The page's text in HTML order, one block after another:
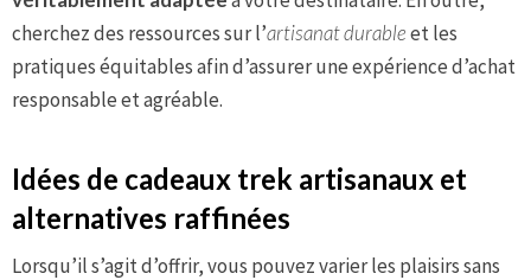
cherchez des ressources sur l’artisanat durableet les
pratiques équitables afin d’assurer une expérience d’achat
responsable et agréable.
Idées de cadeaux trek artisanaux et
alternatives raffinées
Lorsqu’il s’agit d’offrir, vous pouvez varier les plaisirs sans